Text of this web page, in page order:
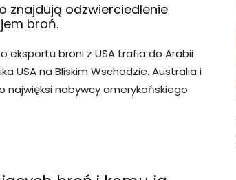
znajdują odzwierciedlenie
broń.
eksportu broni z USA trafia do Arabii
USA na Bliskim Wschodzie. Australia i
najwięksi nabywcy amerykańskiego